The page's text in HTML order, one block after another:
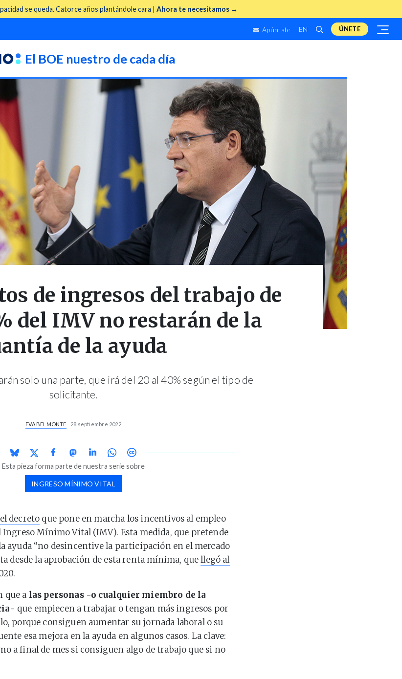
se queda. Catorce años plantándole cara | Ahora te necesitamos →
Apúntate EN ÚNETE
El BOE nuestro de cada día
de ingresos del trabajo de
del IMV no restarán de la
de la ayuda
solo una parte, que irá del 20 al 40% según el tipo de
solicitante.
EVA BELMONTE 28 septiembre 2022
Esta pieza forma parte de nuestra serie sobre
INGRESO MÍNIMO VITAL
el decreto que pone en marcha los incentivos al empleo
Mínimo Vital (IMV). Esta medida, que pretende
ayuda “no desincentive la participación en el mercado
desde la aprobación de esta renta mínima, quellegó al
.
que a las personas -o cualquier miembro de la
que empiecen a trabajar o tengan más ingresos por
porque consiguen aumentar su jornada laboral o su
esa mejora en la ayuda en algunos casos. La clave:
a final de mes si consiguen algo de trabajo que si no